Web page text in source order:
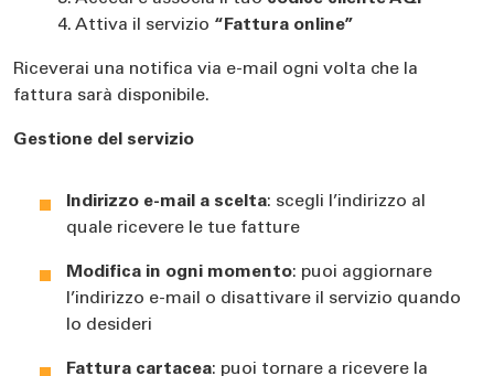
4. Attiva il servizio “Fattura online”
Riceverai una notifica via e-mail ogni volta che la
fattura sarà disponibile.
Gestione del servizio
Indirizzo e-mail a scelta: scegli l’indirizzo al
quale ricevere le tue fatture
Modifica in ogni momento: puoi aggiornare
l’indirizzo e-mail o disattivare il servizio quando
lo desideri
Fattura cartacea: puoi tornare a ricevere la